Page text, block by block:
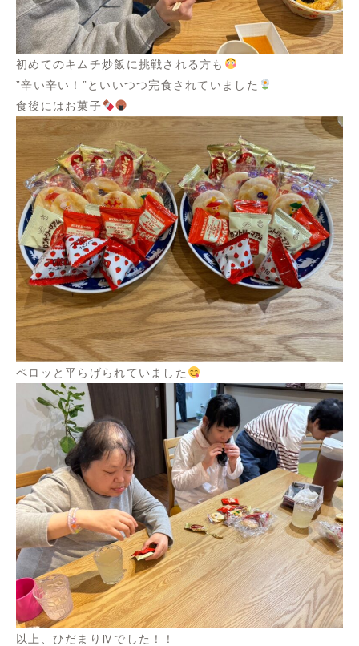
初めてのキムチ炒飯に挑戦される方も
”辛い辛い！”といいつつ完食されていました
食後にはお菓子
ペロッと平らげられていました
以上、ひだまりⅣでした！！